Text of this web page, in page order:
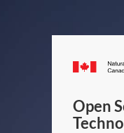
Open